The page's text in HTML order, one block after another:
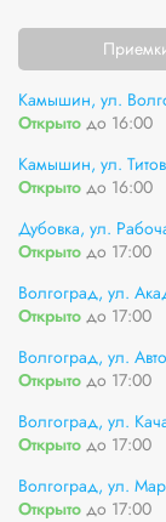
Камышин, ул.
Открыто до 16:00
Камышин, ул.
Открыто до 16:00
Дубовка, ул.
Открыто до 17:00
Волгоград, ул.
Открыто до 17:00
Волгоград, ул.
Открыто до 17:00
Волгоград, ул.
Открыто до 17:00
Волгоград, ул.
Открыто до 17:00